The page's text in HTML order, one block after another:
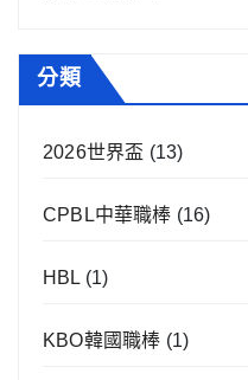
分類
2026世界盃 (13)
CPBL中華職棒 (16)
HBL (1)
KBO韓國職棒 (1)